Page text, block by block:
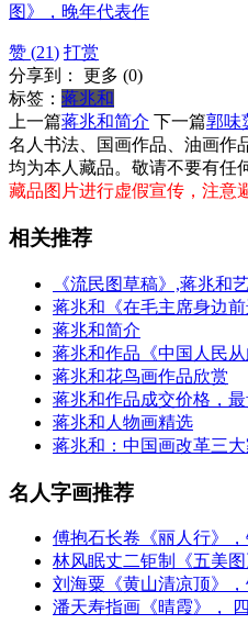
图》，晚年代表作
赞 (21) 打赏
分享到： 更多 (0)
标签： 蒋兆和
上一篇蒋兆和简介 下一篇郭味
名人书法、国画作品、油画作
均为本人藏品。敬请不要有任
藏品图片进行虚假宣传，注意
相关推荐
《流民图草稿》,蒋兆和
蒋兆和《在毛主席身边
蒋兆和简介
蒋兆和作品《中国人民
蒋兆和花鸟画作品欣赏
蒋兆和作品成交价格，
蒋兆和人物画精选
蒋兆和：中国画改革三
名人字画推荐
傅抱石长卷《丽人行》，
林风眠丈二钜制《五美
刘海粟《黄山清凉顶》
潘天寿指画《晴霞》，